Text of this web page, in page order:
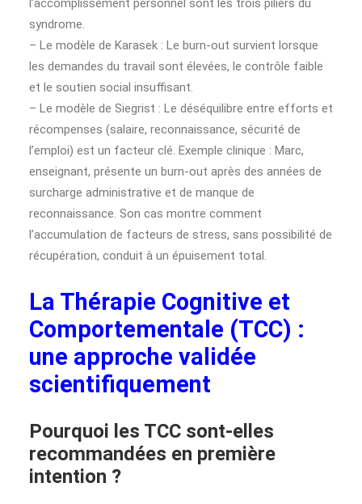
l’accomplissement personnel sont les trois piliers du
syndrome.
– Le modèle de Karasek : Le burn-out survient lorsque
les demandes du travail sont élevées, le contrôle faible
et le soutien social insuffisant.
– Le modèle de Siegrist : Le déséquilibre entre efforts et
récompenses (salaire, reconnaissance, sécurité de
l’emploi) est un facteur clé. Exemple clinique : Marc,
enseignant, présente un burn-out après des années de
surcharge administrative et de manque de
reconnaissance. Son cas montre comment
l’accumulation de facteurs de stress, sans possibilité de
récupération, conduit à un épuisement total.
La Thérapie Cognitive et
Comportementale (TCC) :
une approche validée
scientifiquement
Pourquoi les TCC sont-elles
recommandées en première
intention ?